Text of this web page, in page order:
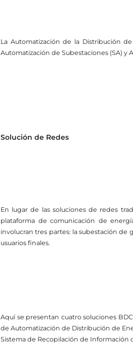
La Automatización de la Distribución
Automatización de Subestaciones (SA) y
Solución de Redes
En lugar de las soluciones de redes
plataforma de comunicación de
involucran tres partes: la subestación de
usuarios finales.
Aquí se presentan cuatro soluciones
de Automatización de Distribución de
Sistema de Recopilación de Información